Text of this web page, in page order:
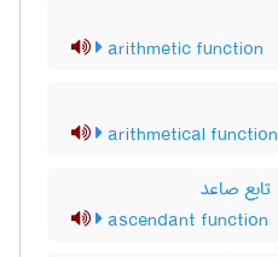
arithmetic function
arithmetical function
تابع صاعد
ascendant function